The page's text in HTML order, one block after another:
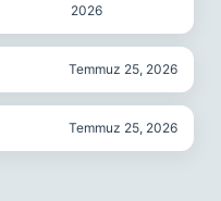
2026
Temmuz 25, 2026
Temmuz 25, 2026